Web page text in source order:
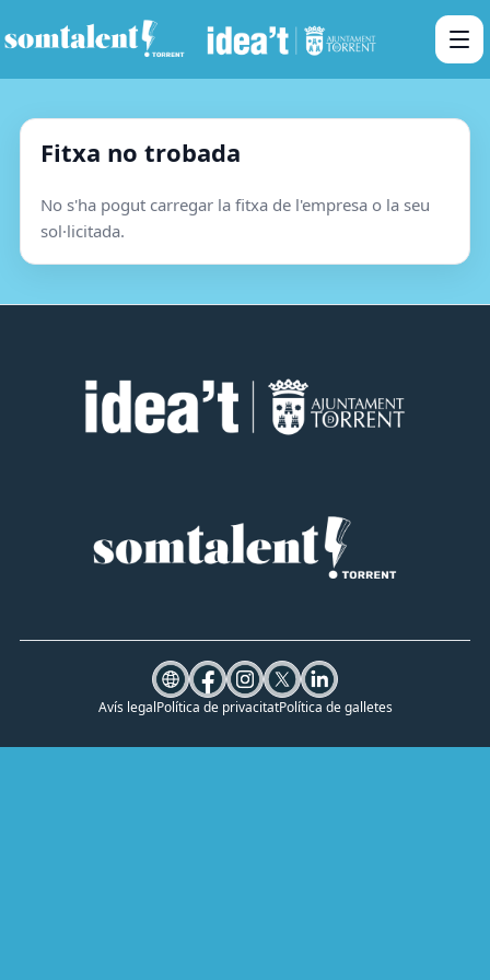
Fitxa no trobada
No s'ha pogut carregar la fitxa de l'empresa o la seu
sol·licitada.
Avís legalPolítica de privacitatPolítica de galletes